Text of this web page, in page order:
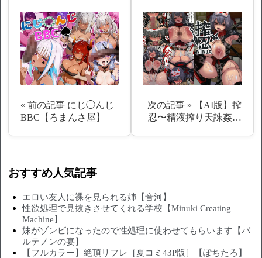
« 前の記事 にじ◯んじ
BBC【ろまんさ屋】
次の記事 »
【AI版】搾
忍〜精液搾り天誅姦…
おすすめ人気記事
エロい友人に裸を見られる姉【音河】
性欲処理で見抜きさせてくれる学校【Minuki Creating
Machine】
妹がゾンビになったので性処理に使わせてもらいます【パ
ルテノンの宴】
【フルカラー】絶頂リフレ［夏コミ43P版］【ぽちたろ】